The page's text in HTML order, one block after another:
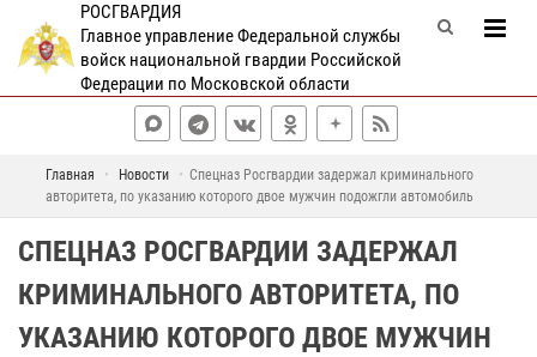
РОСГВАРДИЯ
Главное управление Федеральной службы
войск национальной гвардии Российской
Федерации по Московской области
Главная Новости
Спецназ Росгвардии задержал криминального
авторитета, по указанию которого двое мужчин подожгли автомобиль
СПЕЦНАЗ РОСГВАРДИИ ЗАДЕРЖАЛ
КРИМИНАЛЬНОГО АВТОРИТЕТА, ПО
УКАЗАНИЮ КОТОРОГО ДВОЕ МУЖЧИН